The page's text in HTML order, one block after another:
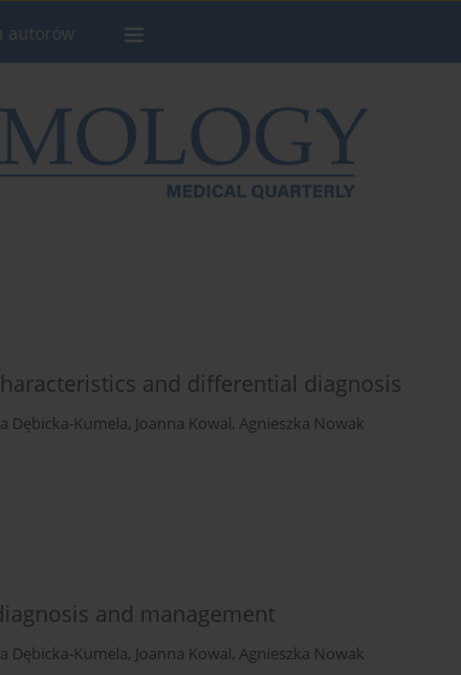
autorów
and differential diagnosis
Dębicka-Kumela, Joanna Kowal, Agnieszka Nowak
and management
Dębicka-Kumela, Joanna Kowal, Agnieszka Nowak